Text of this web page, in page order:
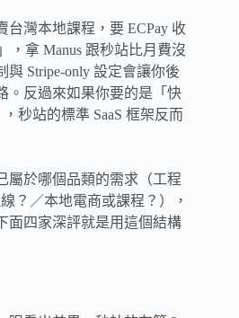
台灣本地課程，要 ECPay 收
，拿 Manus 跟秒站比月費沒
Stripe-only 設定會讓你後
。反過來如果你要的是「快
秒站的標準 SaaS 框架反而
屬於哪個品類的需求（工程
？／本地電商或課程？），
面四家深評就是用這個結構